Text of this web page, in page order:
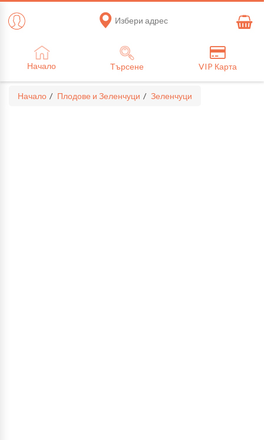
Избери адрес
Начало Търсене VIP Карта
Начало Плодове и Зеленчуци Зеленчуци